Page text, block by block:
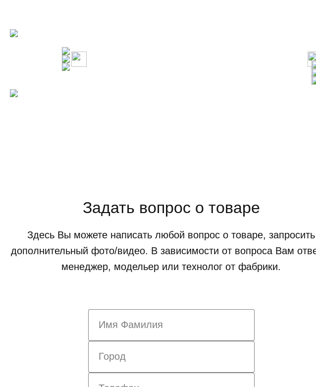
Задать вопрос о товаре
Здесь Вы можете написать любой вопрос о товаре, запросить
дополнительный фото/видео. В зависимости от вопроса Вам
менеджер, модельер или технолог от фабрики.